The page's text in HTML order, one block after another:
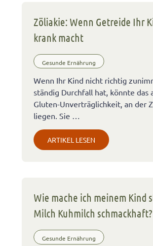
Zöliakie: Wenn Getreide Ihr
krank macht
Gesunde Ernährung
Wenn Ihr Kind nicht richtig
ständig Durchfall hat, könnte das
Gluten-Unverträglichkeit, an der
liegen. Sie …
ARTIKEL LESEN
Wie mache ich meinem Kind
Milch Kuhmilch schmackhaft?
Gesunde Ernährung